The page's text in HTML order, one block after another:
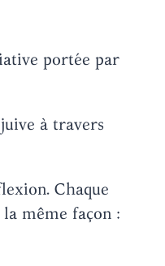
portée par
à travers
Chaque
même façon :